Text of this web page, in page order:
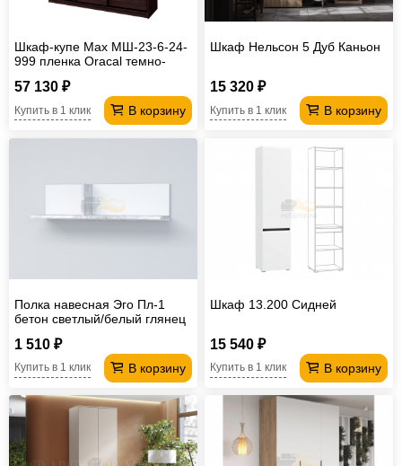
Шкаф-купе Max МШ-23-6-24-
999 пленка Oracal темно-
57 130 ₽
В корзину
Купить в 1 клик
Шкаф Нельсон 5 Дуб Каньон
15 320 ₽
В корзину
Купить в 1 клик
Полка навесная Эго Пл-1
бетон светлый/белый глянец
1 510 ₽
В корзину
Купить в 1 клик
Шкаф 13.200 Сидней
15 540 ₽
В корзину
Купить в 1 клик